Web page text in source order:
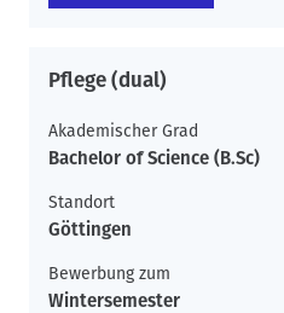
Pflege (dual)
Akademischer Grad
Bachelor of Science (B.Sc)
Standort
Göttingen
Bewerbung zum
Wintersemester